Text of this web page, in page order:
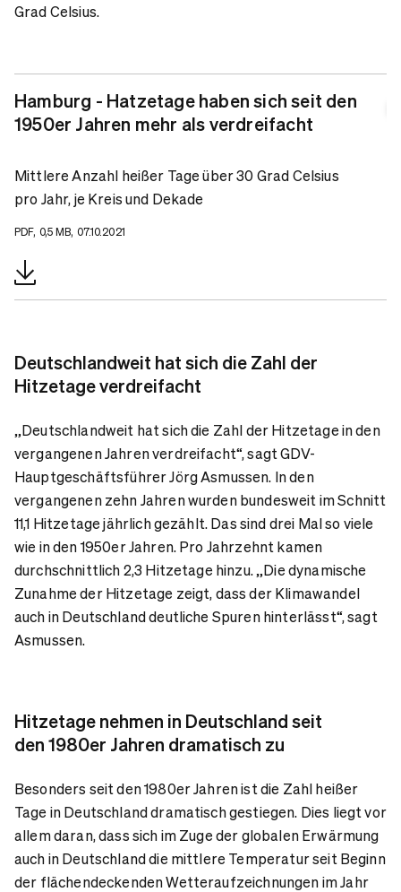
Grad Celsius.
Hamburg - Hatzetage haben sich seit den
1950er Jahren mehr als verdreifacht
Mittlere Anzahl heißer Tage über 30 Grad Celsius
pro Jahr, je Kreis und Dekade
PDF, 0,5 MB, 07.10.2021
Deutschlandweit hat sich die Zahl der
Hitzetage verdreifacht
„Deutschlandweit hat sich die Zahl der Hitzetage in den
vergangenen Jahren verdreifacht“, sagt GDV-
Hauptgeschäftsführer Jörg Asmussen. In den
vergangenen zehn Jahren wurden bundesweit im Schnitt
11,1 Hitzetage jährlich gezählt. Das sind drei Mal so viele
wie in den 1950er Jahren. Pro Jahrzehnt kamen
durchschnittlich 2,3 Hitzetage hinzu. „Die dynamische
Zunahme der Hitzetage zeigt, dass der Klimawandel
auch in Deutschland deutliche Spuren hinterlässt“, sagt
Asmussen.
Hitzetage nehmen in Deutschland seit
den 1980er Jahren dramatisch zu
Besonders seit den 1980er Jahren ist die Zahl heißer
Tage in Deutschland dramatisch gestiegen. Dies liegt vor
allem daran, dass sich im Zuge der globalen Erwärmung
auch in Deutschland die mittlere Temperatur seit Beginn
der flächendeckenden Wetteraufzeichnungen im Jahr